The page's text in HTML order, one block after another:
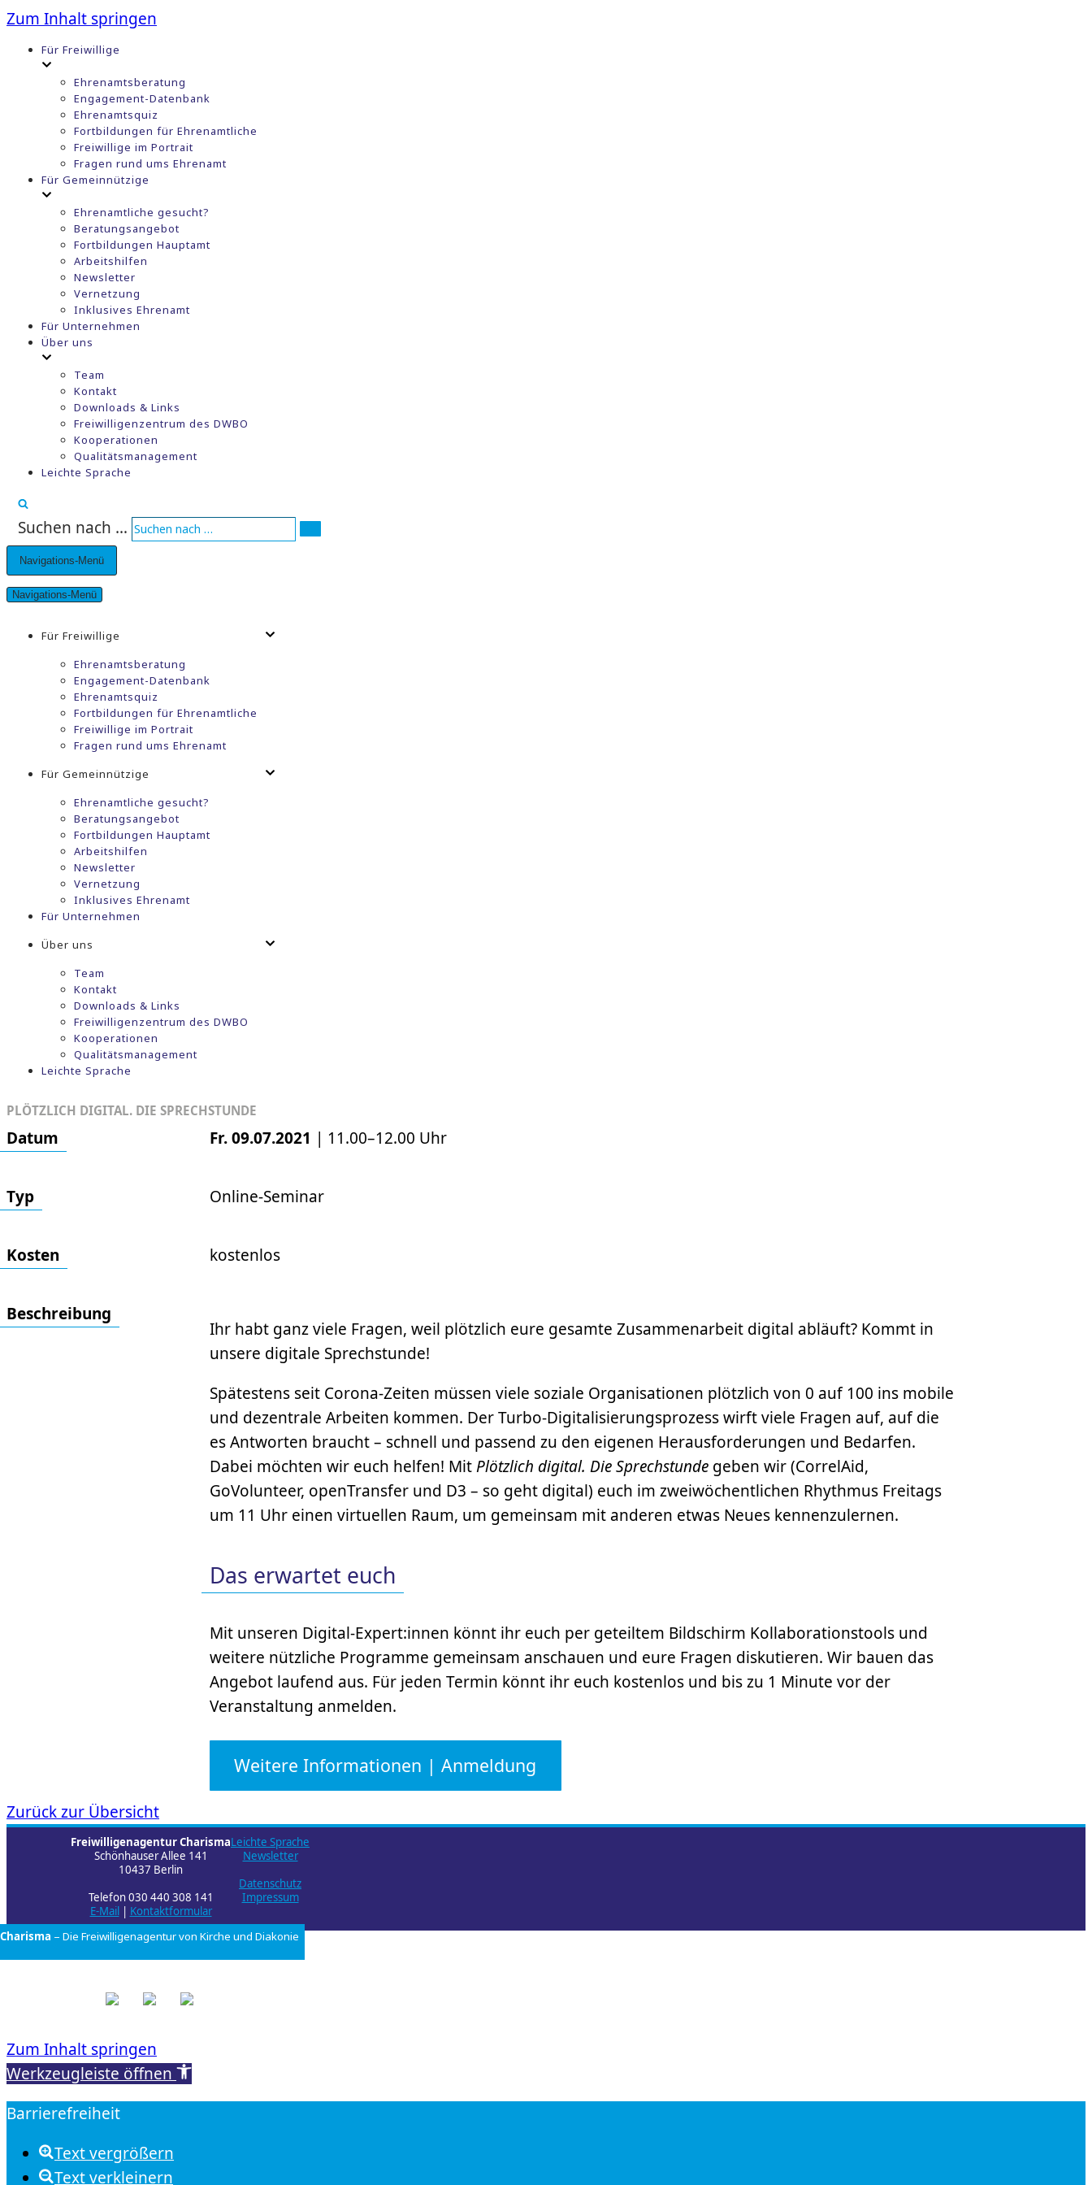
Zum Inhalt springen
Für Freiwillige
Ehrenamtsberatung
Engagement-Datenbank
Ehrenamtsquiz
Fortbildungen für Ehrenamtliche
Freiwillige im Portrait
Fragen rund ums Ehrenamt
Für Gemeinnützige
Ehrenamtliche gesucht?
Beratungsangebot
Fortbildungen Hauptamt
Arbeitshilfen
Newsletter
Vernetzung
Inklusives Ehrenamt
Für Unternehmen
Über uns
Team
Kontakt
Downloads & Links
Freiwilligenzentrum des DWBO
Kooperationen
Qualitätsmanagement
Leichte Sprache
Suchen nach …
Navigations-Menü
Navigations-Menü
Für Freiwillige
Ehrenamtsberatung
Engagement-Datenbank
Ehrenamtsquiz
Fortbildungen für Ehrenamtliche
Freiwillige im Portrait
Fragen rund ums Ehrenamt
Für Gemeinnützige
Ehrenamtliche gesucht?
Beratungsangebot
Fortbildungen Hauptamt
Arbeitshilfen
Newsletter
Vernetzung
Inklusives Ehrenamt
Für Unternehmen
Über uns
Team
Kontakt
Downloads & Links
Freiwilligenzentrum des DWBO
Kooperationen
Qualitätsmanagement
Leichte Sprache
PLÖTZLICH DIGITAL. DIE SPRECHSTUNDE
Datum Fr. 09.07.2021 | 11.00–12.00 Uhr
Typ Online-Seminar
Kosten kostenlos
Beschrei­bung
Ihr habt ganz viele Fragen, weil plötzlich eure gesamte Zusammenarbeit digital abläuft? Kommt in
unsere digitale Sprechstunde!
Spätestens seit Corona-Zeiten müssen viele soziale Organisationen plötzlich von 0 auf 100 ins mobile
und dezentrale Arbeiten kommen. Der Turbo-Digitalisierungsprozess wirft viele Fragen auf, auf die
es Antworten braucht – schnell und passend zu den eigenen Herausforderungen und Bedarfen.
Dabei möchten wir euch helfen! MitPlötzlich digital. Die Sprechstunde geben wir (CorrelAid,
GoVolunteer, openTransfer und D3 – so geht digital) euch im zweiwöchentlichen Rhythmus Freitags
um 11 Uhr einen virtuellen Raum, um gemeinsam mit anderen etwas Neues kennenzulernen.
Das erwartet euch
Mit unseren Digital-Expert:innen könnt ihr euch per geteiltem Bildschirm Kollaborationstools und
weitere nützliche Programme gemeinsam anschauen und eure Fragen diskutieren. Wir bauen das
Angebot laufend aus. Für jeden Termin könnt ihr euch kostenlos und bis zu 1 Minute vor der
Veranstaltung anmelden.
Weitere Informationen | Anmeldung
Zurück zur Übersicht
Freiwilligenagentur Charisma
Schönhauser Allee 141
10437 Berlin
Telefon 030 440 308 141
E-Mail| Kontaktformular
Leichte Sprache
Newsletter
Datenschutz
Impressum
Charisma – Die Freiwilligenagentur von Kirche und Diakonie
Zum Inhalt springen
Werkzeugleiste öffnen
Barrierefreiheit
Text vergrößern
Text verkleinern